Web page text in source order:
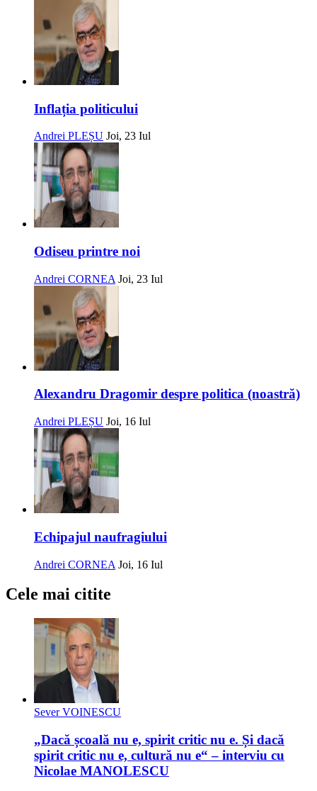
Inflația politicului
Andrei PLEȘU Joi, 23 Iul
Odiseu printre noi
Andrei CORNEA Joi, 23 Iul
Alexandru Dragomir despre politica (noastră)
Andrei PLEȘU Joi, 16 Iul
Echipajul naufragiului
Andrei CORNEA Joi, 16 Iul
Cele mai citite
Sever VOINESCU
„Dacă școală nu e, spirit critic nu e. Și dacă
spirit critic nu e, cultură nu e“ – interviu cu
Nicolae MANOLESCU